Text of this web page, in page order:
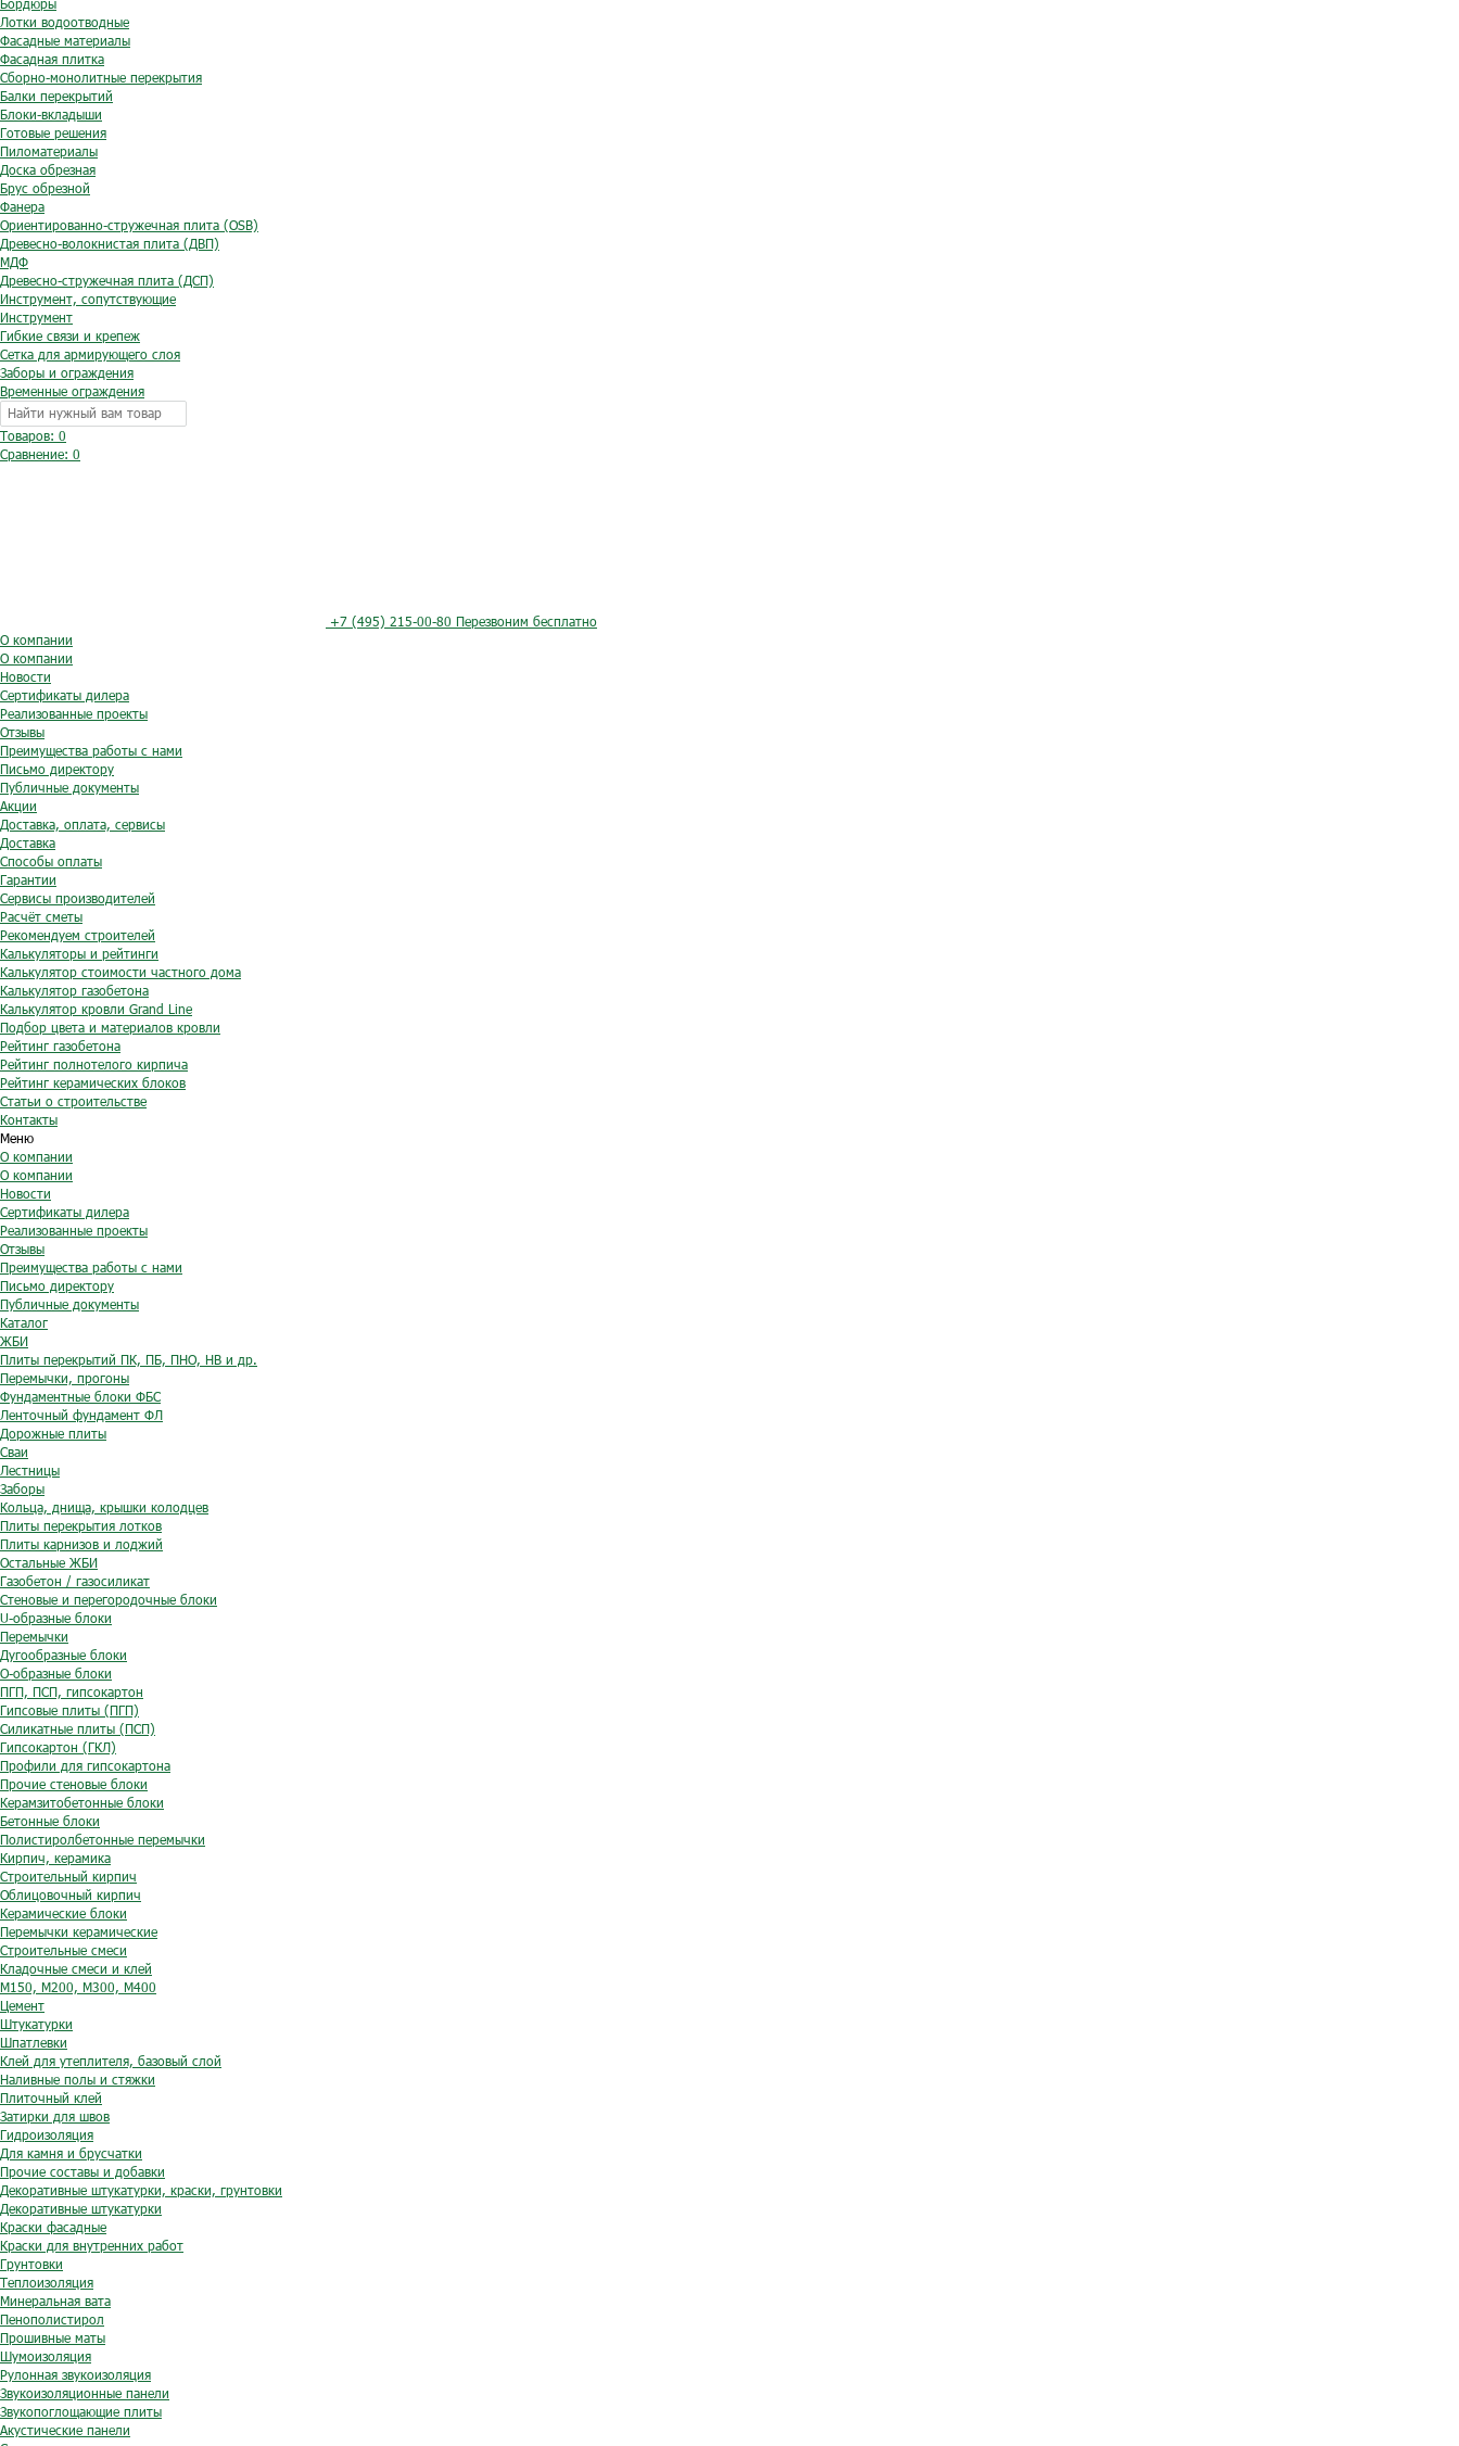
Бордюры
Лотки водоотводные
Фасадные материалы
Фасадная плитка
Сборно-монолитные перекрытия
Балки перекрытий
Блоки-вкладыши
Готовые решения
Пиломатериалы
Доска обрезная
Брус обрезной
Фанера
Ориентированно-стружечная плита (OSB)
Древесно-волокнистая плита (ДВП)
МДФ
Древесно-стружечная плита (ДСП)
Инструмент, сопутствующие
Инструмент
Гибкие связи и крепеж
Сетка для армирующего слоя
Заборы и ограждения
Временные ограждения
Товаров: 0
Сравнение: 0
+7 (495) 215-00-80 Перезвоним бесплатно
О компании
О компании
Новости
Сертификаты дилера
Реализованные проекты
Отзывы
Преимущества работы с нами
Письмо директору
Публичные документы
Акции
Доставка, оплата, сервисы
Доставка
Способы оплаты
Гарантии
Сервисы производителей
Расчёт сметы
Рекомендуем строителей
Калькуляторы и рейтинги
Калькулятор стоимости частного дома
Калькулятор газобетона
Калькулятор кровли Grand Line
Подбор цвета и материалов кровли
Рейтинг газобетона
Рейтинг полнотелого кирпича
Рейтинг керамических блоков
Статьи о строительстве
Контакты
Меню
О компании
О компании
Новости
Сертификаты дилера
Реализованные проекты
Отзывы
Преимущества работы с нами
Письмо директору
Публичные документы
Каталог
ЖБИ
Плиты перекрытий ПК, ПБ, ПНО, НВ и др.
Перемычки, прогоны
Фундаментные блоки ФБС
Ленточный фундамент ФЛ
Дорожные плиты
Сваи
Лестницы
Заборы
Кольца, днища, крышки колодцев
Плиты перекрытия лотков
Плиты карнизов и лоджий
Остальные ЖБИ
Газобетон / газосиликат
Стеновые и перегородочные блоки
U-образные блоки
Перемычки
Дугообразные блоки
O-образные блоки
ПГП, ПСП, гипсокартон
Гипсовые плиты (ПГП)
Силикатные плиты (ПСП)
Гипсокартон (ГКЛ)
Профили для гипсокартона
Прочие стеновые блоки
Керамзитобетонные блоки
Бетонные блоки
Полистиролбетонные перемычки
Кирпич, керамика
Строительный кирпич
Облицовочный кирпич
Керамические блоки
Перемычки керамические
Строительные смеси
Кладочные смеси и клей
М150, М200, М300, М400
Цемент
Штукатурки
Шпатлевки
Клей для утеплителя, базовый слой
Наливные полы и стяжки
Плиточный клей
Затирки для швов
Гидроизоляция
Для камня и брусчатки
Прочие составы и добавки
Декоративные штукатурки, краски, грунтовки
Декоративные штукатурки
Краски фасадные
Краски для внутренних работ
Грунтовки
Теплоизоляция
Минеральная вата
Пенополистирол
Прошивные маты
Шумоизоляция
Рулонная звукоизоляция
Звукоизоляционные панели
Звукопоглощающие плиты
Акустические панели